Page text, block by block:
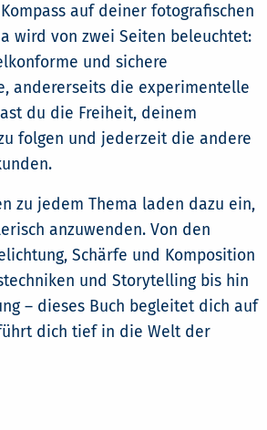
auf deiner fotografischen
wird von zwei Seiten beleuchtet:
und sichere
andererseits die experimentelle
du die Freiheit, deinem
folgen und jederzeit die andere
zu jedem Thema laden dazu ein,
anzuwenden. Von den
Schärfe und Komposition
und Storytelling bis hin
– dieses Buch begleitet dich auf
dich tief in die Welt der